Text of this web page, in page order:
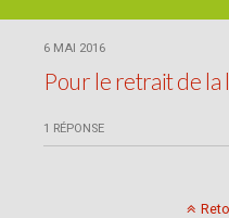
6 MAI 2016
Pour le retrait de la
1 RÉPONSE